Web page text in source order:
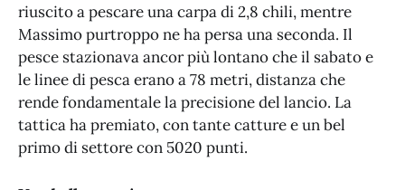
riuscito a pescare una carpa di 2,8 chili, mentre
Massimo purtroppo ne ha persa una seconda. Il
pesce stazionava ancor più lontano che il sabato e
le linee di pesca erano a 78 metri, distanza che
rende fondamentale la precisione del lancio. La
tattica ha premiato, con tante catture e un bel
primo di settore con 5020 punti.